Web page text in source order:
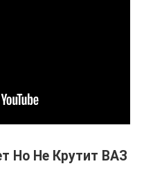
Но Не Крутит ВАЗ